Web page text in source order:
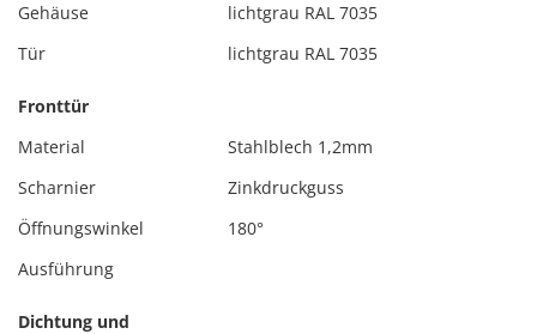
Gehäuse
lichtgrau RAL 7035
Tür
lichtgrau RAL 7035
Fronttür
Material
Stahlblech 1,2mm
Scharnier
Zinkdruckguss
Öffnungswinkel
180°
Ausführung
Dichtung und